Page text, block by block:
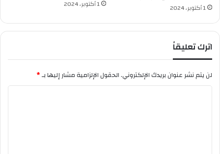
د
ق
ر
ن
ي
م
س
ؤ
1 أكتوبر، 2024 1 أكتوبر، 2024
اترك تعليقاً
لن يتم نشر عنوان بريدك الإلكتروني.الحقول الإلزامية مشار إليها بـ*